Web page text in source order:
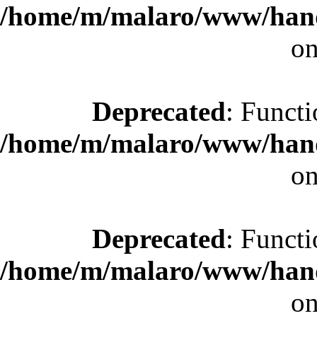
/home/m/malaro/www/
Deprecated:
/home/m/malaro/www/
Deprecated:
/home/m/malaro/www/